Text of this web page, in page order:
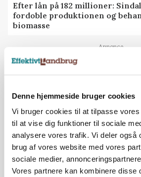
Denne hjemmeside bruger cookies
Vi bruger cookies til at tilpasse vores
til at vise dig funktioner til sociale
analysere vores trafik. Vi deler også
brug af vores website med vores
sociale medier,
Vores partnere kan kombinere disse
Efter lån på 182 millioner:
fordoble produktionen og
biomasse
Annonce